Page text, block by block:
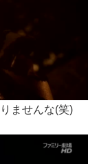
ませんな(笑)